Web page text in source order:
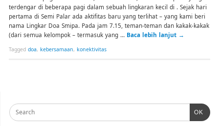
terdengar di beberapa pagi dalam sebuah lingkaran kecil di . Sejak hari
pertama di Semi Palar ada aktifitas baru yang terlihat – yang kami beri
nama Lingkar Doa Smipa. Pada jam 7.15, teman-teman dan kakak-kakak
(dari semua kelompok – termasuk yang … Baca lebih lanjut →
Tagged doa, kebersamaan, konektivitas
OK